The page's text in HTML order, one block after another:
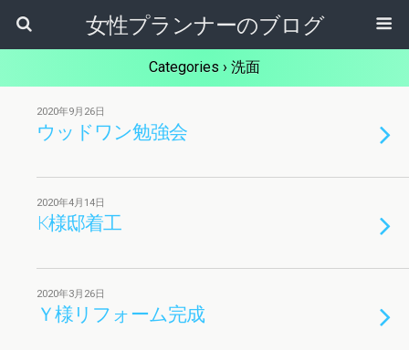
女性プランナーのブログ
Categories › 洗面
2020年9月26日
ウッドワン勉強会
2020年4月14日
K様邸着工
2020年3月26日
Ｙ様リフォーム完成